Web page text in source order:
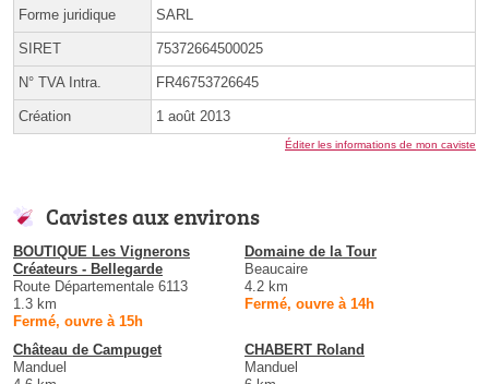
Forme juridique SARL
SIRET 75372664500025
N° TVA Intra. FR46753726645
Création 1 août 2013
Éditer les informations de mon caviste
Cavistes aux environs
BOUTIQUE Les Vignerons
Créateurs - Bellegarde
Route Départementale 6113
1.3 km
Fermé, ouvre à 15h
Domaine de la Tour
Beaucaire
4.2 km
Fermé, ouvre à 14h
Château de Campuget
Manduel
CHABERT Roland
Manduel